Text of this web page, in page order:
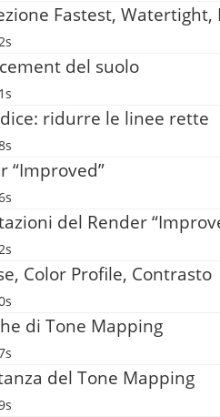
Fastest, Watertight,
del suolo
ridurre le linee rette
“Improved”
del Render
Color Profile, Contrasto
di Tone Mapping
del Tone Mapping